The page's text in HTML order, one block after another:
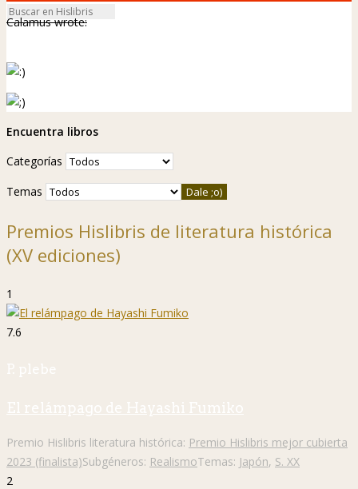
Calamus wrote:
Encuentra libros
Categorías
Temas
Premios Hislibris de literatura histórica
(XV ediciones)
1
7.6
P. plebe
El relámpago de Hayashi Fumiko
Premio Hislibris literatura histórica: Premio Hislibris mejor cubierta
2023 (finalista)Subgéneros: RealismoTemas: Japón, S. XX
2